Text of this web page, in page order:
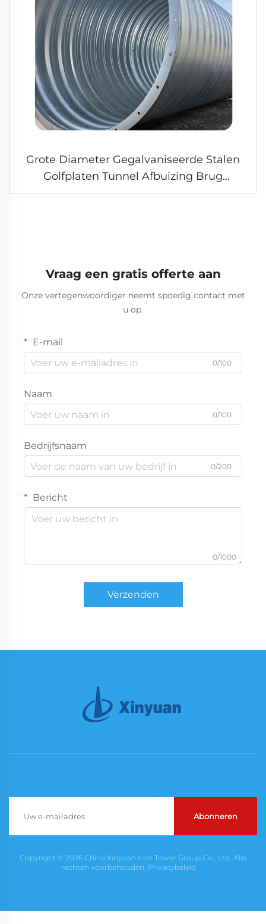
Grote Diameter Gegalvaniseerde Stalen
Golfplaten Tunnel Afbuizing Brug
Afwateringsbuis
Vraag een gratis offerte aan
Onze vertegenwoordiger neemt spoedig contact met
u op.
E-mail
0/100
Naam
0/100
Bedrijfsnaam
0/200
Bericht
0/1000
Verzenden
Abonneren
Copyright © 2026 China Xinyuan Iron Tower Group Co., Ltd. Alle
rechten voorbehouden. Privacybeleid